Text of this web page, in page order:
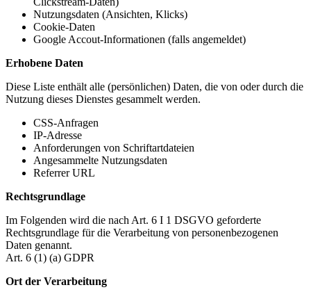
Nutzungsdaten (Ansichten, Klicks)
Cookie-Daten
Google Accout-Informationen (falls angemeldet)
Erhobene Daten
Diese Liste enthält alle (persönlichen) Daten, die von oder durch die
Nutzung dieses Dienstes gesammelt werden.
CSS-Anfragen
IP-Adresse
Anforderungen von Schriftartdateien
Angesammelte Nutzungsdaten
Referrer URL
Rechtsgrundlage
Im Folgenden wird die nach Art. 6 I 1 DSGVO geforderte
Rechtsgrundlage für die Verarbeitung von personenbezogenen
Daten genannt.
Art. 6 (1) (a) GDPR
Ort der Verarbeitung